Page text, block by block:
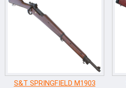
S&T SPRINGFIELD M1903